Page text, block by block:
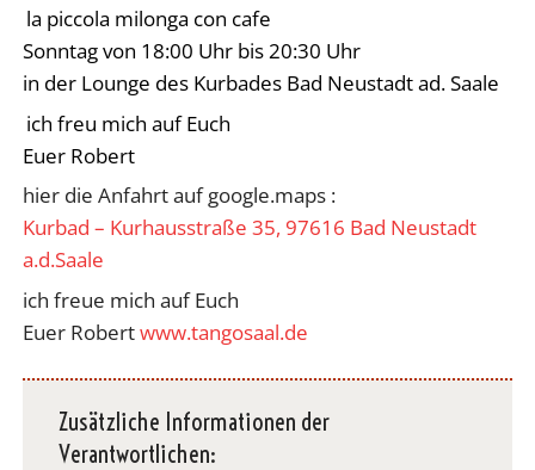
la piccola milonga con cafe
Sonntag von 18:00 Uhr bis 20:30 Uhr
in der Lounge des Kurbades Bad Neustadt ad. Saale
ich freu mich auf Euch
Euer Robert
hier die Anfahrt auf google.maps :
Kurbad – Kurhausstraße 35, 97616 Bad Neustadt
a.d.Saale
ich freue mich auf Euch
Euer Robertwww.tangosaal.de
Zusätzliche Informationen der
Verantwortlichen: